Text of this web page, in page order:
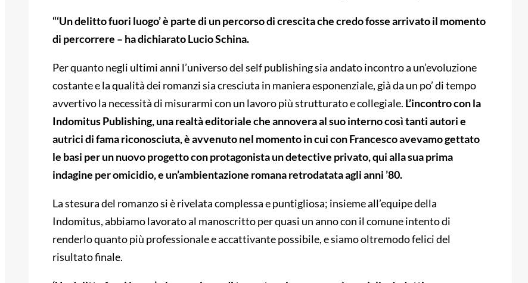
“‘Un delitto fuori luogo’ è parte di un percorso di crescita che credo fosse arrivato il momento
di percorrere – ha dichiarato Lucio Schina.
Per quanto negli ultimi anni l’universo del self publishing sia andato incontro a un’evoluzione
costante e la qualità dei romanzi sia cresciuta in maniera esponenziale, già da un po’ di tempo
avvertivo la necessità di misurarmi con un lavoro più strutturato e collegiale. L’incontro con la
Indomitus Publishing, una realtà editoriale che annovera al suo interno così tanti autori e
autrici di fama riconosciuta, è avvenuto nel momento in cui con Francesco avevamo gettato
le basi per un nuovo progetto con protagonista un detective privato, qui alla sua prima
indagine per omicidio, e un’ambientazione romana retrodatata agli anni ’80.
La stesura del romanzo si è rivelata complessa e puntigliosa; insieme all’equipe della
Indomitus, abbiamo lavorato al manoscritto per quasi un anno con il comune intento di
renderlo quanto più professionale e accattivante possibile, e siamo oltremodo felici del
risultato finale.